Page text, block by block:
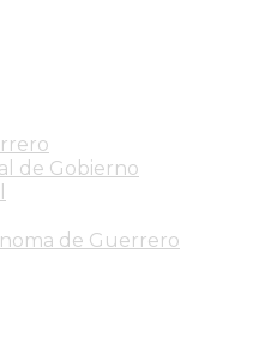
de Gobierno
de Guerrero